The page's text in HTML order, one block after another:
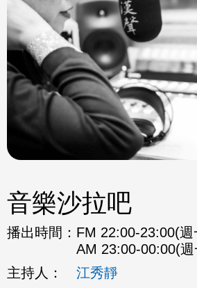
音樂沙拉吧
播出時間： FM 22:00-23:00(
AM 23:00-00:00(
主持人：
江秀靜